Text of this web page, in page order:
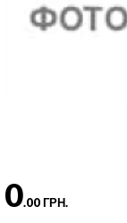
0.00 ГРН.